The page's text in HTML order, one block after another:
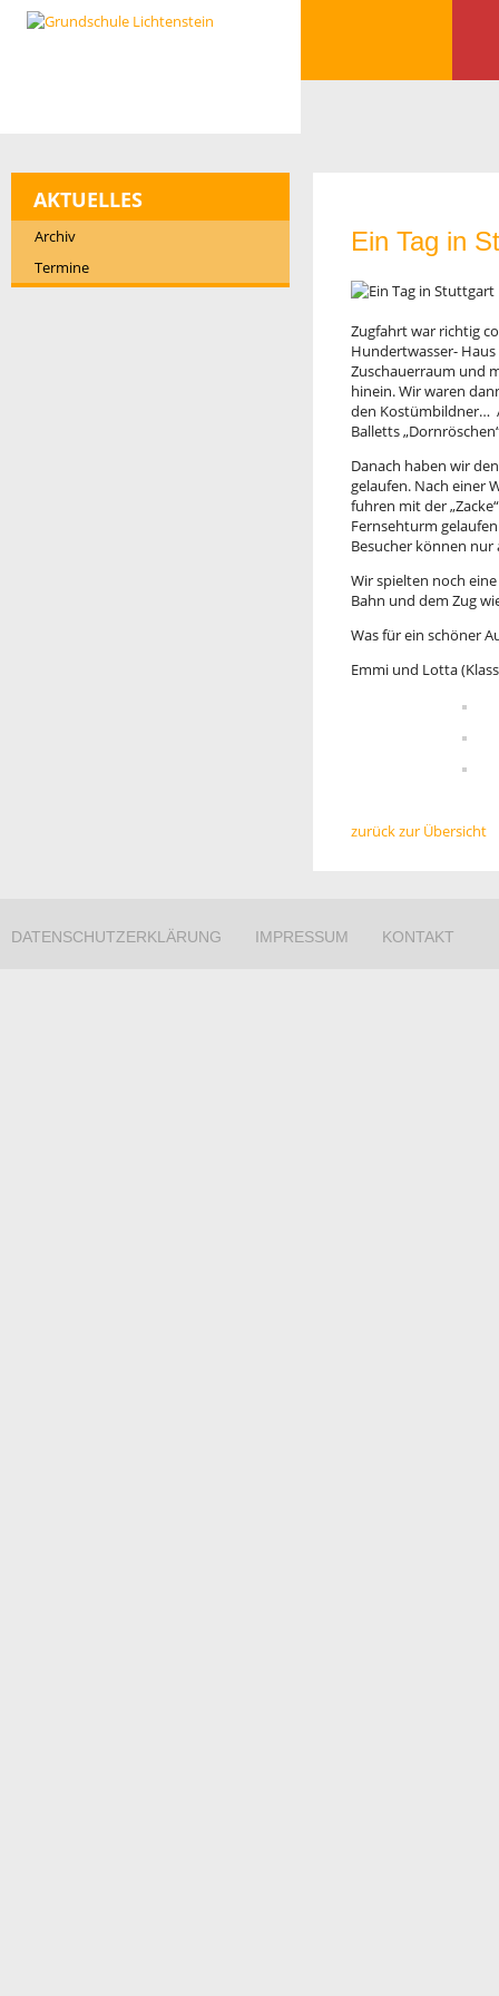
AKTUELLES
Archiv
Termine
Ein Tag in
Zugfahrt war richtig
Hundertwasser-
Zuschauerraum und
hinein. Wir waren
den Kostümbildner…
Balletts
Danach haben wir
gelaufen. Nach einer
fuhren mit der
Fernsehturm
Besucher können
Wir spielten noch
Bahn und dem Zug
Was für ein schöner
Emmi und Lotta
zurück zur Übersicht
DATENSCHUTZERKLÄRUNG IMPRESSUM KONTAKT